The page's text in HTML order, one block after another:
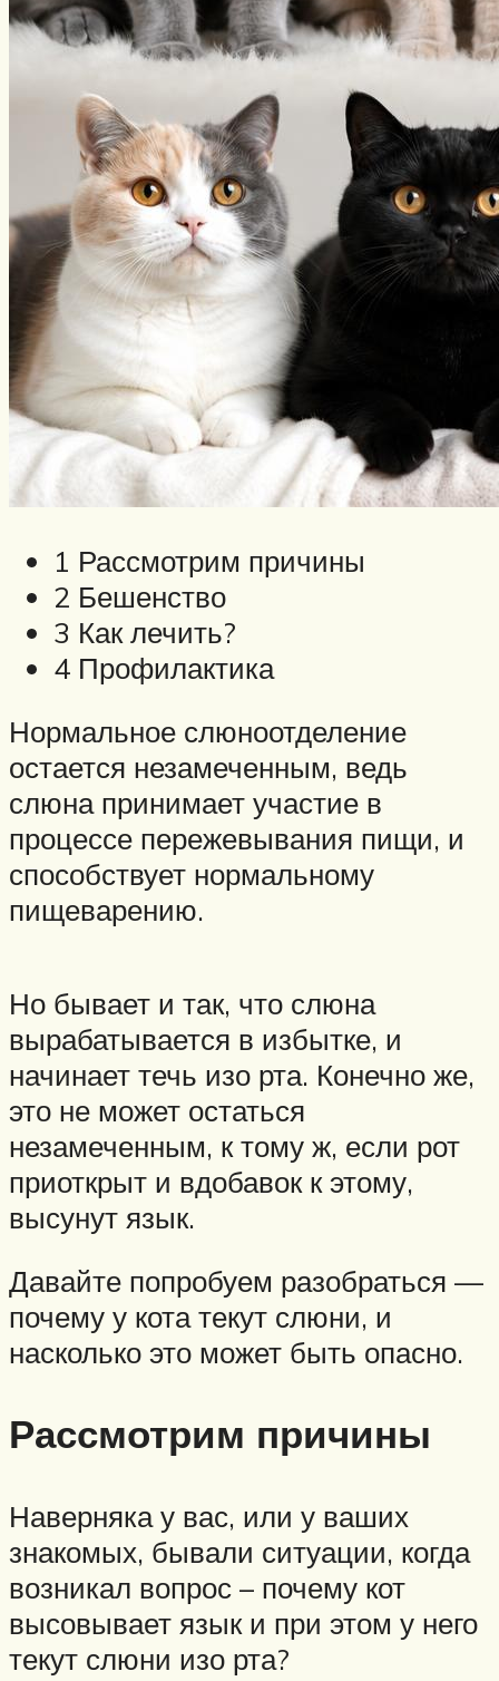
1 Рассмотрим причины
2 Бешенство
3 Как лечить?
4 Профилактика
Нормальное слюноотделение
остается незамеченным, ведь
слюна принимает участие в
процессе пережевывания пищи, и
способствует нормальному
пищеварению.
Но бывает и так, что слюна
вырабатывается в избытке, и
начинает течь изо рта. Конечно же,
это не может остаться
незамеченным, к тому ж, если рот
приоткрыт и вдобавок к этому,
высунут язык.
Давайте попробуем разобраться —
почему у кота текут слюни, и
насколько это может быть опасно.
Рассмотрим причины
Наверняка у вас, или у ваших
знакомых, бывали ситуации, когда
возникал вопрос – почему кот
высовывает язык и при этом у него
текут слюни изо рта?